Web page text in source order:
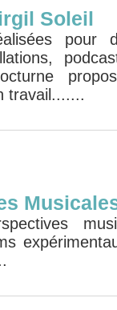
Soleil
pour
travail.......